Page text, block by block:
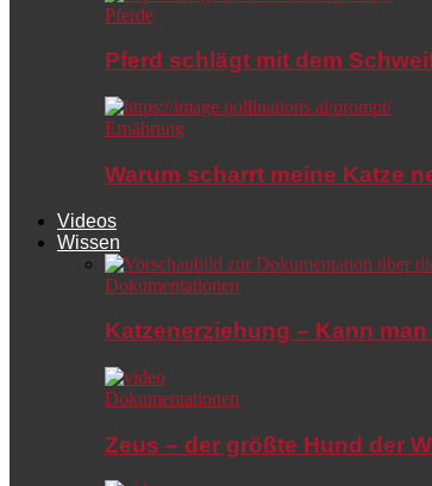
Pferde
Pferd schlägt mit dem
Ernährung
Warum scharrt meine Katze
Videos
Wissen
Dokumentationen
Katzenerziehung – Kann
Dokumentationen
Zeus – der größte Hund der